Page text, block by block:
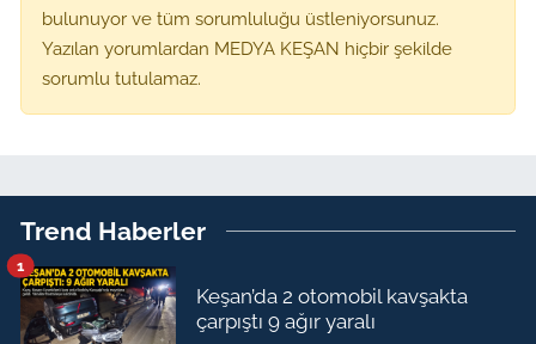
bulunuyor ve tüm sorumluluğu üstleniyorsunuz.
Yazılan yorumlardan MEDYA KEŞAN hiçbir şekilde
sorumlu tutulamaz.
Trend Haberler
Keşan’da 2 otomobil kavşakta
çarpıştı 9 ağır yaralı
1